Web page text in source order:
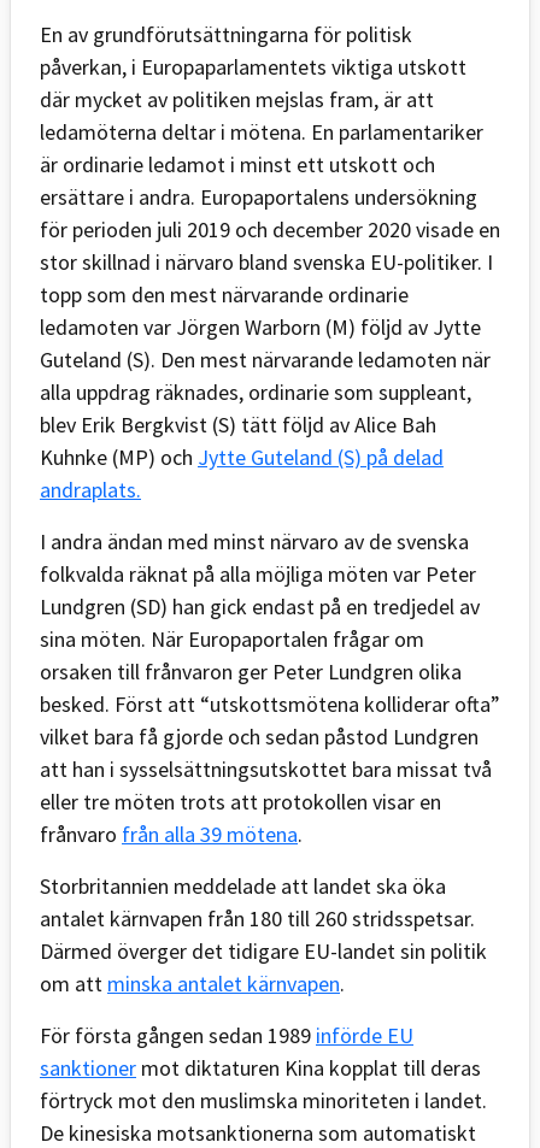
En av grundförutsättningarna för politisk
påverkan, i Europaparlamentets viktiga utskott
där mycket av politiken mejslas fram, är att
ledamöterna deltar i mötena. En parlamentariker
är ordinarie ledamot i minst ett utskott och
ersättare i andra. Europaportalens undersökning
för perioden juli 2019 och december 2020 visade en
stor skillnad i närvaro bland svenska EU-politiker. I
topp som den mest närvarande ordinarie
ledamoten var Jörgen Warborn (M) följd av Jytte
Guteland (S). Den mest närvarande ledamoten när
alla uppdrag räknades, ordinarie som suppleant,
blev Erik Bergkvist (S) tätt följd av Alice Bah
Kuhnke (MP) och Jytte Guteland (S) på delad
andraplats.
I andra ändan med minst närvaro av de svenska
folkvalda räknat på alla möjliga möten var Peter
Lundgren (SD) han gick endast på en tredjedel av
sina möten. När Europaportalen frågar om
orsaken till frånvaron ger Peter Lundgren olika
besked. Först att “utskottsmötena kolliderar ofta”
vilket bara få gjorde och sedan påstod Lundgren
att han i sysselsättningsutskottet bara missat två
eller tre möten trots att protokollen visar en
frånvaro från alla 39 mötena.
Storbritannien meddelade att landet ska öka
antalet kärnvapen från 180 till 260 stridsspetsar.
Därmed överger det tidigare EU-landet sin politik
om att minska antalet kärnvapen.
För första gången sedan 1989 införde EU
sanktioner mot diktaturen Kina kopplat till deras
förtryck mot den muslimska minoriteten i landet.
De kinesiska motsanktionerna som automatiskt